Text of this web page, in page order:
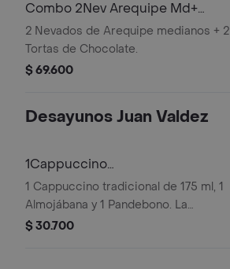
Combo 2Nev Arequipe Md+
2TortasChocolate
2 Nevados de Arequipe medianos + 2
Tortas de Chocolate.
$ 69.600
Desayunos Juan Valdez
1Cappuccino
175ml+1Almojabana+1Pandebono
1 Cappuccino tradicional de 175 ml, 1
Almojábana y 1 Pandebono. La
presentación del Cappuccino puede
$ 30.700